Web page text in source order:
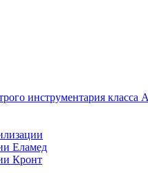
инструментария класса
Еламед
Кронт